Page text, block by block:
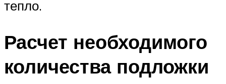
тепло.
Расчет необходимого
количества подложки